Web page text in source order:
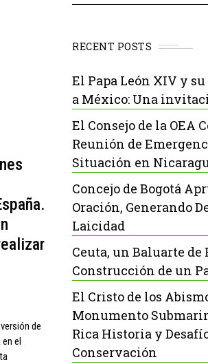
de
el
RECENT POSTS
El Papa León XIV y
a México: Una
El Consejo de la OEA
Reunión de
Situación en
Concejo de Bogotá
Oración, Generando
Laicidad
Ceuta, un Baluarte de
Construcción de un
El Cristo de los
Monumento
Rica Historia y
Conservación